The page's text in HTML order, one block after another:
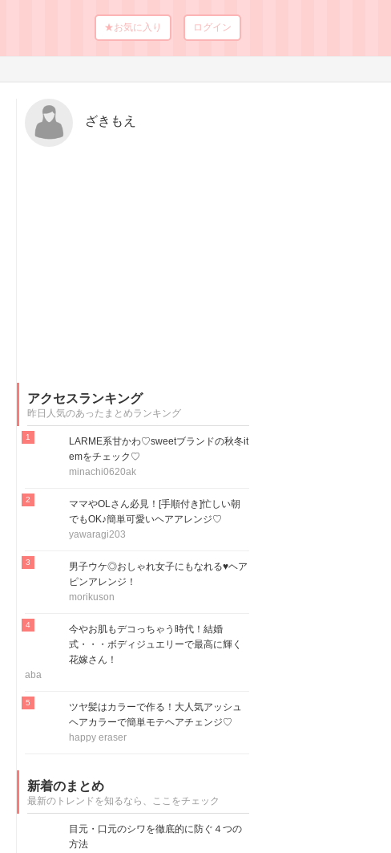
★お気に入り ログイン
ざきもえ
アクセスランキング
昨日人気のあったまとめランキング
LARME系甘かわ♡sweetブランドの秋冬it
emをチェック♡
minachi0620ak
ママやOLさん必見！[手順付き]忙しい朝
でもOK♪簡単可愛いヘアアレンジ♡
yawaragi203
男子ウケ◎おしゃれ女子にもなれる♥ヘア
ピンアレンジ！
morikuson
今やお肌もデコっちゃう時代！結婚
式・・・ボディジュエリーで最高に輝く
花嫁さん！
aba
ツヤ髪はカラーで作る！大人気アッシュ
ヘアカラーで簡単モテヘアチェンジ♡
happy eraser
新着のまとめ
最新のトレンドを知るなら、ここをチェック
目元・口元のシワを徹底的に防ぐ４つの
方法